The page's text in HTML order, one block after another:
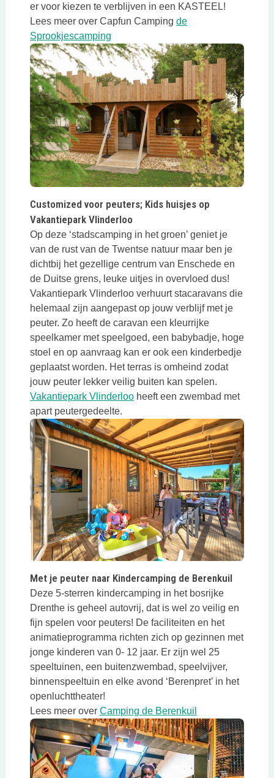
er voor kiezen te verblijven in een KASTEEL!
Lees meer over Capfun Camping de
SprookjescampingDeze link opent in een nieuwe tab
Customized voor peuters; Kids huisjes op
Vakantiepark Vlinderloo
Op deze ‘stadscamping in het groen’ geniet je
van de rust van de Twentse natuur maar ben je
dichtbij het gezellige centrum van Enschede en
de Duitse grens, leuke uitjes in overvloed dus!
Vakantiepark Vlinderloo verhuurt stacaravans die
helemaal zijn aangepast op jouw verblijf met je
peuter. Zo heeft de caravan een kleurrijke
speelkamer met speelgoed, een babybadje, hoge
stoel en op aanvraag kan er ook een kinderbedje
geplaatst worden. Het terras is omheind zodat
jouw peuter lekker veilig buiten kan spelen.
Vakantiepark VlinderlooDeze link opent in een nieuwe
heeft een zwembad met
apart peutergedeelte.
Met je peuter naar Kindercamping de Berenkuil
Deze 5-sterren kindercamping in het bosrijke
Drenthe is geheel autovrij, dat is wel zo veilig en
fijn spelen voor peuters! De faciliteiten en het
animatieprogramma richten zich op gezinnen met
jonge kinderen van 0- 12 jaar. Er zijn wel 25
speeltuinen, een buitenzwembad, speelvijver,
binnenspeeltuin en elke avond ‘Berenpret’ in het
openluchttheater!
Lees meer over Camping de Berenkuil Deze link opent